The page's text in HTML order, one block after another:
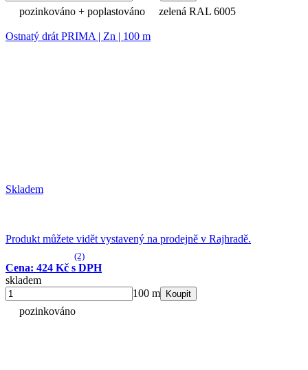
pozinkováno + poplastováno zelená RAL 6005
Ostnatý drát PRIMA | Zn | 100 m
Skladem
Produkt můžete vidět vystavený na prodejně v Rajhradě.
(2)
Cena: 424 Kč s DPH
skladem
100 m
Koupit
pozinkováno